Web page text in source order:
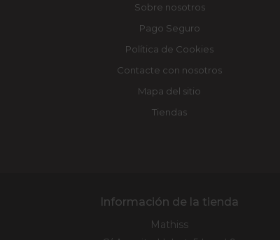
Sobre nosotros
Pago Seguro
Política de Cookies
Contacte con nosotros
Mapa del sitio
Tiendas
Información de la tienda
Mathiss